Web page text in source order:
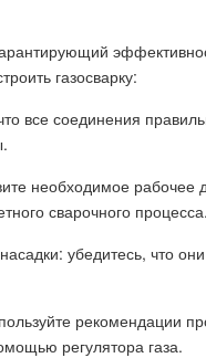
газосварку:
все соединения
необходимое
сварочного процесса.
убедитесь, что
рекомендации
регулятора газа.